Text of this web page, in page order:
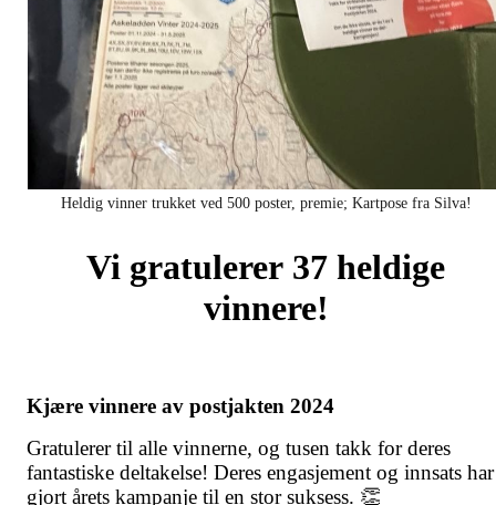
Heldig vinner trukket ved 500 poster, premie; Kartpose fra Silva!
Vi gratulerer 37 heldige
vinnere!
Kjære vinnere av postjakten 2024
Gratulerer til alle vinnerne, og tusen takk for deres
fantastiske deltakelse! Deres engasjement og innsats har
gjort årets kampanje til en stor suksess. 👏